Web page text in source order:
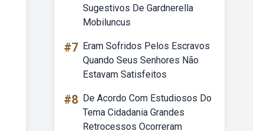
Sugestivos De Gardnerella
Mobiluncus
#7 Eram Sofridos Pelos Escravos
Quando Seus Senhores Não
Estavam Satisfeitos
#8 De Acordo Com Estudiosos Do
Tema Cidadania Grandes
Retrocessos Ocorreram